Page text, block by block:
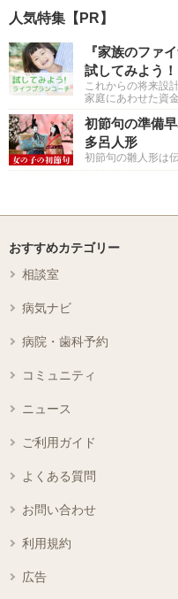
人気特集【PR】
『家族のファ
試してみよう
これからの将来設
家庭にあわせた資
初節句の準備
多呂人形
初節句の雛人形は
おすすめカテゴリー
相談室
病気ナビ
病院・歯科予約
コミュニティ
ニュース
ご利用ガイド
よくある質問
お問い合わせ
利用規約
広告